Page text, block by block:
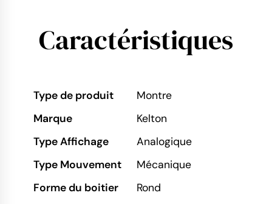
Caractéristiques
Type de produit
Montre
Marque
Kelton
Type Affichage
Analogique
Type Mouvement
Mécanique
Forme du boitier
Rond